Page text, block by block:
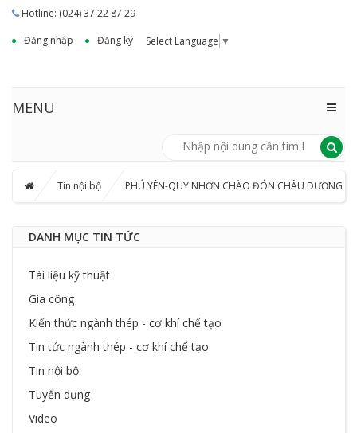
Hotline: (024) 37 22 87 29
Đăng nhập
Đăng ký Select Language ▼
MENU
Tin nội bộ PHÚ YÊN-QUY NHƠN CHÀO ĐÓN CHÂU DƯƠNG
DANH MỤC TIN TỨC
Tài liệu kỹ thuật
Gia công
Kiến thức ngành thép - cơ khí chế tạo
Tin tức ngành thép - cơ khí chế tạo
Tin nội bộ
Tuyển dụng
Video